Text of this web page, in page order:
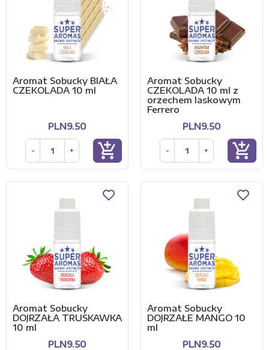
Aromat Sobucky BIAŁA
CZEKOLADA 10 ml
PLN9.50
- + add_shopping_cart
Aromat Sobucky
CZEKOLADA 10 ml z
orzechem laskowym
Ferrero
PLN9.50
- + add_shopping_cart
Aromat Sobucky
DOJRZAŁA TRUSKAWKA
10 ml
PLN9.50
Aromat Sobucky
DOJRZAŁE MANGO 10
ml
PLN9.50